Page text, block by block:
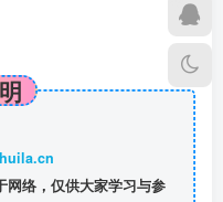
网络，仅供大家学习与参